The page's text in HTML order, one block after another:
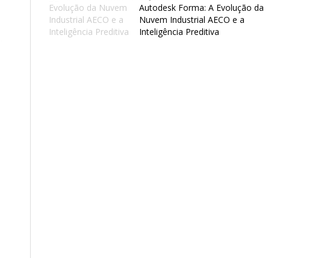
Autodesk Forma: A Evolução da
Nuvem Industrial AECO e a
Inteligência Preditiva